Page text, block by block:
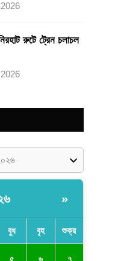
রুটে ট্রেন চলাচল
»
বুধ বৃহ শুক্র
৫ ৬ ৭